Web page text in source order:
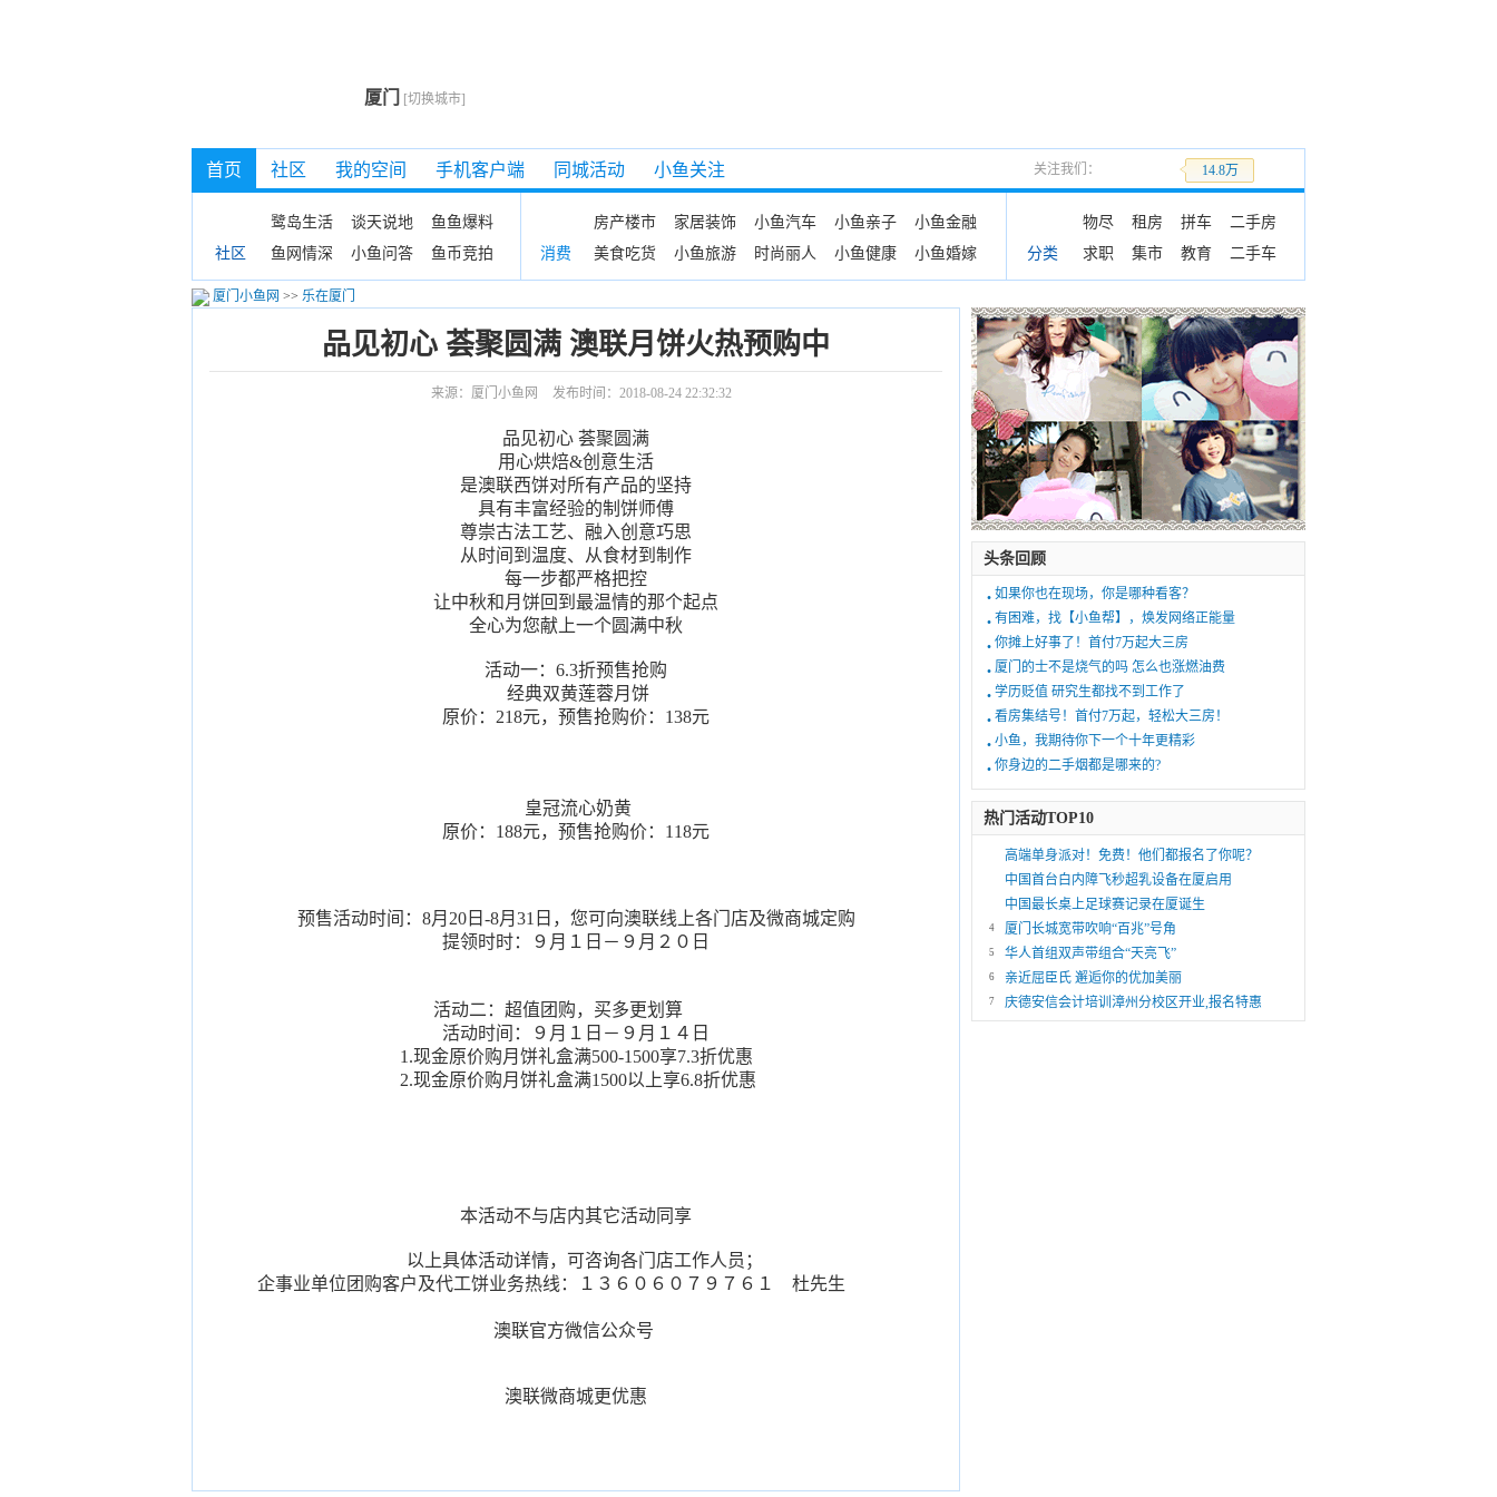
厦门 [切换城市]
首页 社区 我的空间 手机客户端 同城活动 小鱼关注 关注我们： 14.8万
社区
鹭岛生活 谈天说地
鱼鱼爆料
鱼网情深
小鱼问答 鱼币竞拍 消费
房产楼市 家居装饰 小鱼汽车 小鱼亲子
小鱼金融
美食吃货
小鱼旅游 时尚丽人 小鱼健康 小鱼婚嫁 分类
物尽 租房 拼车
二手房
求职
集市 教育 二手车
厦门小鱼网 >> 乐在厦门
品见初心 荟聚圆满 澳联月饼火热预购中
来源：厦门小鱼网 发布时间：2018-08-24 22:32:32
品见初心 荟聚圆满
用心烘焙&创意生活
是澳联西饼对所有产品的坚持
具有丰富经验的制饼师傅
尊崇古法工艺、融入创意巧思
从时间到温度、从食材到制作
每一步都严格把控
让中秋和月饼回到最温情的那个起点
全心为您献上一个圆满中秋
活动一：6.3折预售抢购
经典双黄莲蓉月饼
原价：218元，预售抢购价：138元
皇冠流心奶黄
原价：188元，预售抢购价：118元
预售活动时间：8月20日-8月31日，您可向澳联线上各门店及微商城定购
提领时时：９月１日－９月２０日
活动二：超值团购，买多更划算
活动时间：９月１日－９月１４日
1.现金原价购月饼礼盒满500-1500享7.3折优惠
2.现金原价购月饼礼盒满1500以上享6.8折优惠
本活动不与店内其它活动同享
以上具体活动详情，可咨询各门店工作人员；
企事业单位团购客户及代工饼业务热线：１３６０６０７９７６１ 杜先生
澳联官方微信公众号
澳联微商城更优惠
头条回顾
· 如果你也在现场，你是哪种看客？
· 有困难，找【小鱼帮】，焕发网络正能量
· 你摊上好事了！首付7万起大三房
· 厦门的士不是烧气的吗 怎么也涨燃油费
· 学历贬值 研究生都找不到工作了
· 看房集结号！首付7万起，轻松大三房！
· 小鱼，我期待你下一个十年更精彩
· 你身边的二手烟都是哪来的?
热门活动TOP10
高端单身派对！免费！他们都报名了你呢？
中国首台白内障飞秒超乳设备在厦启用
中国最长桌上足球赛记录在厦诞生
4 厦门长城宽带吹响“百兆”号角
5 华人首组双声带组合“天亮飞”
6 亲近屈臣氏 邂逅你的优加美丽
7 庆德安信会计培训漳州分校区开业,报名特惠